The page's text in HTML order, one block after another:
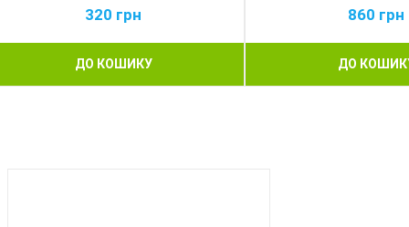
320 грн
ДО КОШИКУ
860 грн
ДО